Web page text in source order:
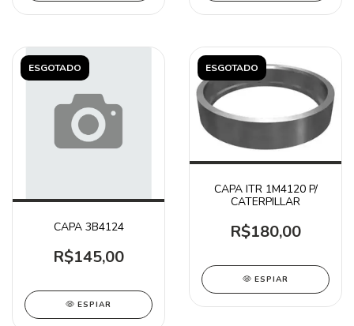
ESGOTADO
CAPA 3B4124
R$145,00
ESPIAR
ESGOTADO
CAPA ITR 1M4120 P/
CATERPILLAR
R$180,00
ESPIAR